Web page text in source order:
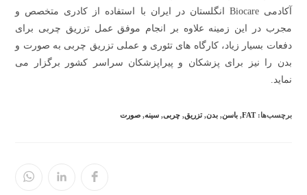
آکادمی Biocare انگلستان در ایران با استفاده از کادری متخصص و
مجرب در این زمینه علاوه بر انجام موفق عمل تزریق چربی برای
دفعات بسیار زیاد، کارگاه های تئوری و عملی تزریق چربی به صورت و
بدن را نیز برای پزشکان و پیراپزشکان سراسر کشور برگزار می
نماید.
برچسب‌ها:FAT
, باسن, بدن, تزریق, چربی, سینه, صورت
در
در
در